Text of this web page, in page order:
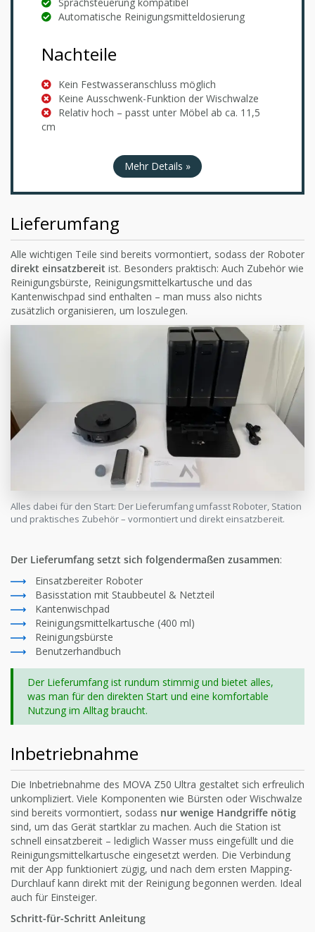
Automatische Reinigungsmitteldosierung
Nachteile
Kein Festwasseranschluss möglich
Keine Ausschwenk-Funktion der Wischwalze
Relativ hoch – passt unter Möbel ab ca. 11,5
cm
Mehr Details »
Lieferumfang
Alle wichtigen Teile sind bereits vormontiert, sodass der Roboter
direkt einsatzbereit ist. Besonders praktisch: Auch Zubehör wie
Reinigungsbürste, Reinigungsmittelkartusche und das
Kantenwischpad sind enthalten – man muss also nichts
zusätzlich organisieren, um loszulegen.
Alles dabei für den Start: Der Lieferumfang umfasst Roboter, Station
und praktisches Zubehör – vormontiert und direkt einsatzbereit.
Der Lieferumfang setzt sich folgendermaßen zusammen:
Einsatzbereiter Roboter
Basisstation mit Staubbeutel & Netzteil
Kantenwischpad
Reinigungsmittelkartusche (400 ml)
Reinigungsbürste
Benutzerhandbuch
Der Lieferumfang ist rundum stimmig und bietet alles,
was man für den direkten Start und eine komfortable
Nutzung im Alltag braucht.
Inbetriebnahme
Die Inbetriebnahme des MOVA Z50 Ultra gestaltet sich erfreulich
unkompliziert. Viele Komponenten wie Bürsten oder Wischwalze
sind bereits vormontiert, sodass nur wenige Handgriffe nötig
sind, um das Gerät startklar zu machen. Auch die Station ist
schnell einsatzbereit – lediglich Wasser muss eingefüllt und die
Reinigungsmittelkartusche eingesetzt werden. Die Verbindung
mit der App funktioniert zügig, und nach dem ersten Mapping-
Durchlauf kann direkt mit der Reinigung begonnen werden. Ideal
auch für Einsteiger.
Schritt-für-Schritt Anleitung